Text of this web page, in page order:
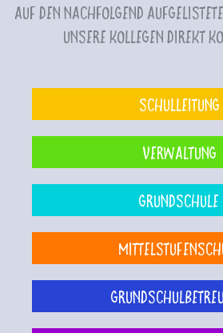
Auf den nachfolgend
unsere Kollegen direkt
Schulleitung
Verwaltung
Grundschule